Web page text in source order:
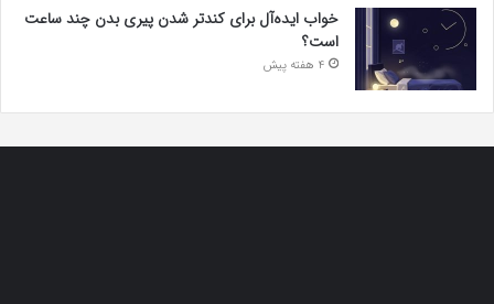
خواب ایده‌آل برای کندتر شدن پیری بدن چند ساعت
است؟
4 هفته پیش